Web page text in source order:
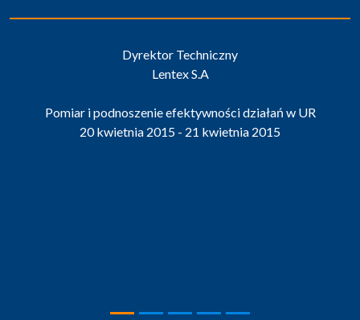
Dyrektor Techniczny
Lentex S.A
Pomiar i podnoszenie efektywności działań w UR
20 kwietnia 2015 - 21 kwietnia 2015